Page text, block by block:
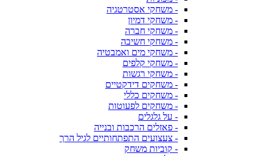
- משחקי אסטרטגיה
- משחקי דמיון
- משחקי חברה
- משחקי חשיבה
- משחקי מים ואמבטיה
- משחקי קלפים
- משחקי רגשות
- משחקים דידקטיים
- משחקים כללי
- משחקים לפעוטות
- על גלגלים
- פאזלים הרכבות ובנייה
- צעצועים התפתחותיים לגיל הרך
- קוביות משחק